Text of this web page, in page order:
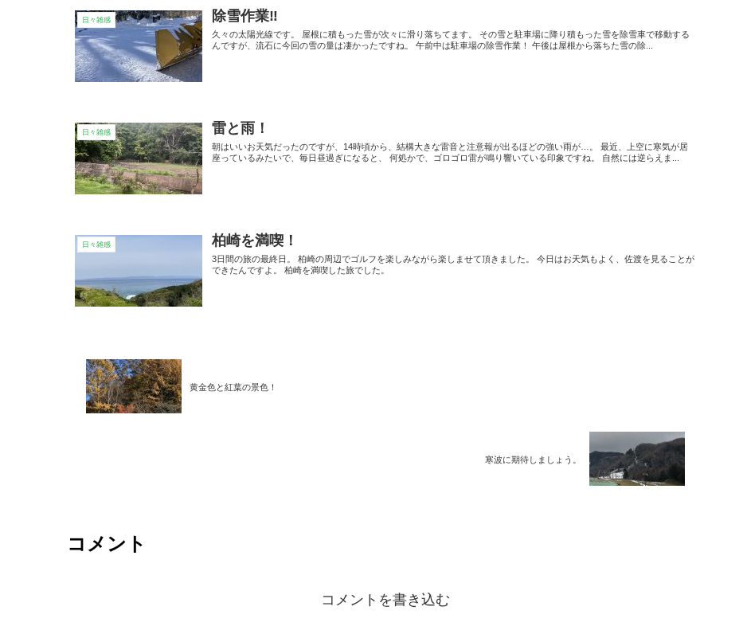
日々雑感 除雪作業‼️
久々の太陽光線です。 屋根に積もった雪が次々に滑り落ちてます。 その雪と駐車場に降り積もった雪を除雪車で移動する
んですが、流石に今回の雪の量は凄かったですね。 午前中は駐車場の除雪作業！ 午後は屋根から落ちた雪の除...
日々雑感 雷と雨！
朝はいいお天気だったのですが、14時頃から、結構大きな雷音と注意報が出るほどの強い雨が…。 最近、上空に寒気が居
座っているみたいで、毎日昼過ぎになると、 何処かで、ゴロゴロ雷が鳴り響いている印象ですね。 自然には逆らえま...
日々雑感 柏崎を満喫！
3日間の旅の最終日。 柏崎の周辺でゴルフを楽しみながら楽しませて頂きました。 今日はお天気もよく、佐渡を見ることが
できたんですよ。 柏崎を満喫した旅でした。
黄金色と紅葉の景色！
寒波に期待しましょう。
コメント
コメントを書き込む